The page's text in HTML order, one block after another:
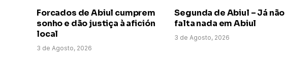
Forcados de Abiul cumprem
sonho e dão justiça à afición
local
3 de Agosto, 2026
Segunda de Abiul – Já não
falta nada em Abiul
3 de Agosto, 2026